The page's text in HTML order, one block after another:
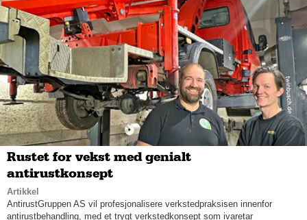
Rustet for vekst med genialt
antirustkonsept
Artikkel
AntirustGruppen AS vil profesjonalisere verkstedpraksisen innenfor
antirustbehandling, med et trygt verkstedkonsept som ivaretar